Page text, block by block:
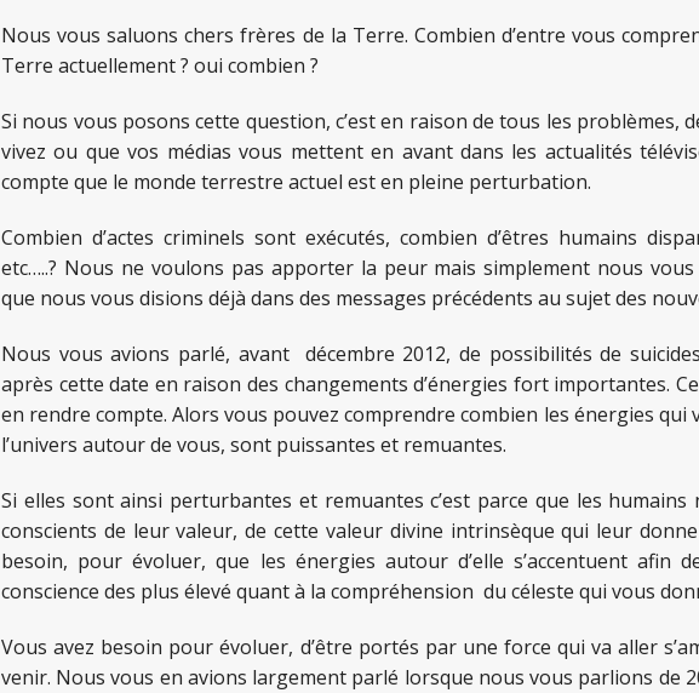
Nous vous saluons chers frères de la Terre. Combien d’entre vous
Terre actuellement ? oui combien ?
Si nous vous posons cette question, c’est en raison de tous les problèmes,
vivez ou que vos médias vous mettent en avant dans les actualités
compte que le monde terrestre actuel est en pleine perturbation.
Combien d’actes criminels sont exécutés, combien d’êtres humains
etc…..? Nous ne voulons pas apporter la peur mais simplement nous
que nous vous disions déjà dans des messages précédents au sujet des
Nous vous avions parlé, avant décembre 2012, de possibilités de
après cette date en raison des changements d’énergies fort importantes.
en rendre compte. Alors vous pouvez comprendre combien les énergies
l’univers autour de vous, sont puissantes et remuantes.
Si elles sont ainsi perturbantes et remuantes c’est parce que les
conscients de leur valeur, de cette valeur divine intrinsèque qui leur
besoin, pour évoluer, que les énergies autour d’elle s’accentuent afin
conscience des plus élevé quant à la compréhension du céleste qui vous
Vous avez besoin pour évoluer, d’être portés par une force qui va aller
venir. Nous vous en avions largement parlé lorsque nous vous parlions de